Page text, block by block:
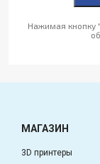
Нажимая кнопку
МАГАЗИН
3D принтеры